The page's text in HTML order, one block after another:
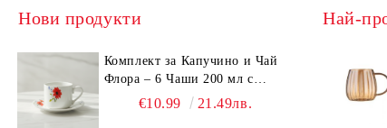
Нови продукти
Комплект за Капучино и Чай
Флора – 6 Чаши 200 мл с
Чинийки, Порцелан
€10.99 21.49лв.
Най-